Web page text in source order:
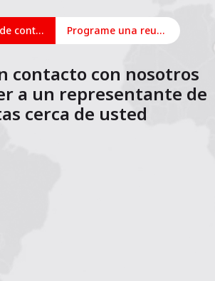
Formulario de contacto Programe una reunión en línea
contacto con nosotros
a un representante de
cerca de usted